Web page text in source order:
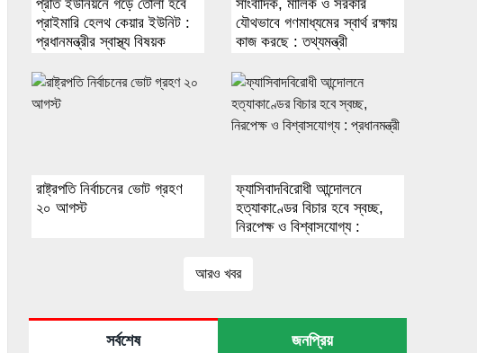
প্রতি ইউনিয়নে গড়ে তোলা হবে
প্রাইমারি হেলথ কেয়ার ইউনিট :
প্রধানমন্ত্রীর স্বাস্থ্য বিষয়ক
সাংবাদিক, মালিক ও সরকার
যৌথভাবে গণমাধ্যমের স্বার্থ রক্ষায়
কাজ করছে : তথ্যমন্ত্রী
রাষ্ট্রপতি নির্বাচনের ভোট গ্রহণ
২০ আগস্ট
ফ্যাসিবাদবিরোধী আন্দোলনে
হত্যাকাণ্ডের বিচার হবে স্বচ্ছ,
নিরপেক্ষ ও বিশ্বাসযোগ্য :
আরও খবর
সর্বশেষ জনপ্রিয়